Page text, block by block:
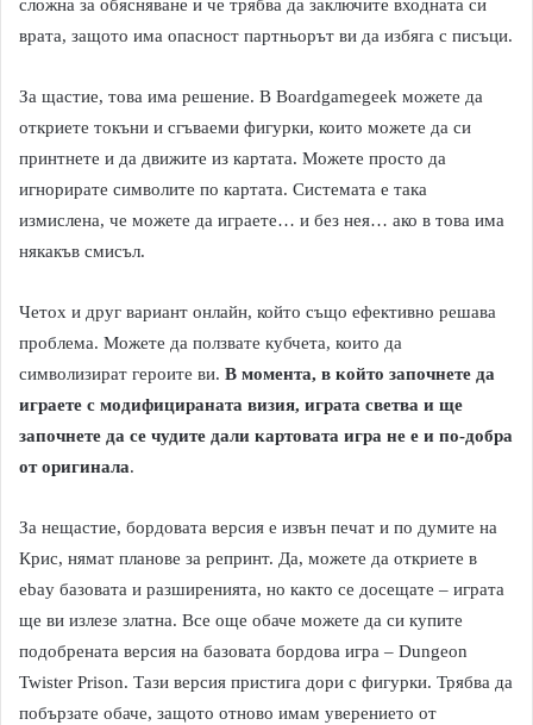
сложна за обясняване и че трябва да заключите входната си
врата, защото има опасност партньорът ви да избяга с писъци.
За щастие, това има решение. В Boardgamegeek можете да
откриете токъни и сгъваеми фигурки, които можете да си
принтнете и да движите из картата. Можете просто да
игнорирате символите по картата. Системата е така
измислена, че можете да играете… и без нея… ако в това има
някакъв смисъл.
Четох и друг вариант онлайн, който също ефективно решава
проблема. Можете да ползвате кубчета, които да
символизират героите ви. В момента, в който започнете да
играете с модифицираната визия, играта светва и ще
започнете да се чудите дали картовата игра не е и по-добра
от оригинала.
За нещастие, бордовата версия е извън печат и по думите на
Крис, нямат планове за репринт. Да, можете да откриете в
ebay базовата и разширенията, но както се досещате – играта
ще ви излезе златна. Все още обаче можете да си купите
подобрената версия на базовата бордова игра – Dungeon
Twister Prison. Тази версия пристига дори с фигурки. Трябва да
побързате обаче, защото отново имам уверението от